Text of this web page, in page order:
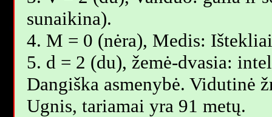
sunaikina).
4. M = 0 (nėra), Medis:
5. d = 2 (du), žemė-dvasia:
Dangiška asmenybė. Vidutinė
Ugnis, tariamai yra 91 metų.